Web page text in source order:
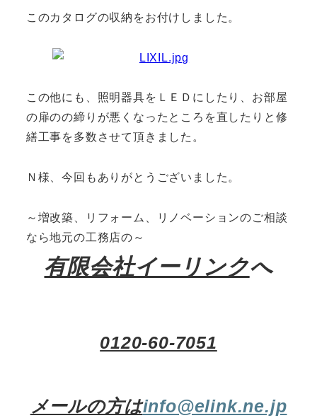
このカタログの収納をお付けしました。
この他にも、照明器具をＬＥＤにしたり、お部屋
の扉のの締りが悪くなったところを直したりと修
繕工事を多数させて頂きました。
Ｎ様、今回もありがとうございました。
～増改築、リフォーム、リノベーションのご相談
なら地元の工務店の～
有限会社イーリンクへ
0120-60-7051
メールの方はinfo@elink.ne.jp